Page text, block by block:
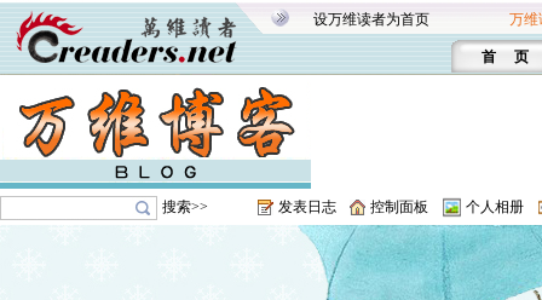
设万维读者为首页 万维
首 页
搜索>> 发表日志 控制面板 个人相册